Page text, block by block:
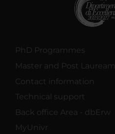
PhD Programmes
Master and Post Lauream
Contact information
Technical support
Back office Area - dbErw
MyUnivr